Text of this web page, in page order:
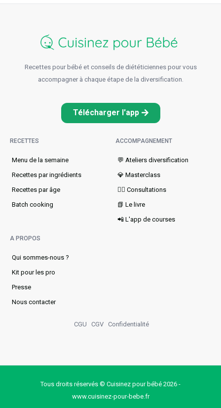
Recettes pour bébé et conseils de diététiciennes pour vous
accompagner à chaque étape de la diversification.
Télécharger l'app
RECETTES
Menu de la semaine​
Recettes par ingrédients
Recettes par âge
Batch cooking
ACCOMPAGNEMENT
💬 Ateliers diversification
💎 Masterclass
👩‍⚕️ Consultations
📗 Le livre
📲 L'app de courses
A PROPOS
Qui sommes-nous ?
Kit pour les pro
Presse
Nous contacter
CGU CGV Confidentialité
Tous droits réservés © Cuisinez pour bébé 2026 -
www.cuisinez‑pour‑bebe.fr